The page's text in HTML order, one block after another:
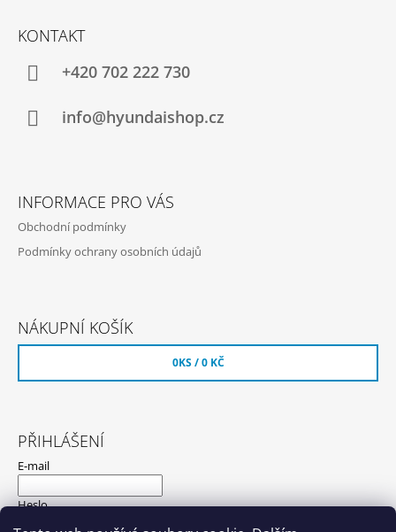
KONTAKT
+420 702 222 730
info@hyundaishop.cz
INFORMACE PRO VÁS
Obchodní podmínky
Podmínky ochrany osobních údajů
NÁKUPNÍ KOŠÍK
0KS /0 KČ
PŘIHLÁŠENÍ
E-mail
Heslo